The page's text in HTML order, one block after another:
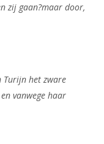
zij gaan?maar door,
Turijn het zware
vanwege haar